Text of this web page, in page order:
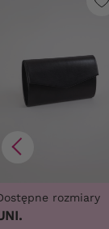
rozmiary